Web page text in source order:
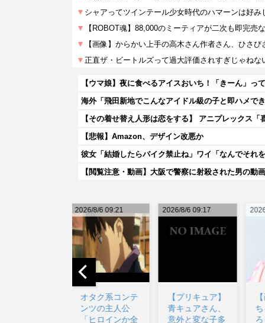
【ウマ娘】夜に食べるアイスおいち！「きーん」って
海外「飛田新地でこんなアイドル級の子と即ハメで
【悲報】Amazon、デザイン改悪か
彼女「結婚したらバイク禁止ね」ワイ「なんでそれ
2026/8/6 12:38
【画像】岬なこ
ちゃんの撮りお
ろし写真がかわ
2026/8/6 09:17
【プリキュア】
青キュアさん、
意外と変な子多